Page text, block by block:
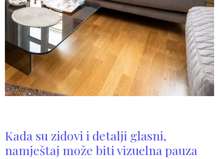
Kada su zidovi i detalji glasni,
namještaj može biti vizuelna pauza